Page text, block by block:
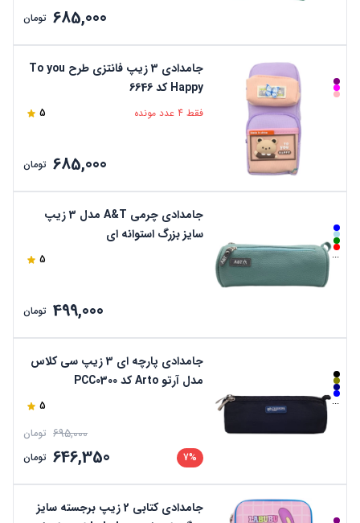
685,000 تومان
جامدادی 3 زیپ فانتزی طرح To you
Happy کد 6646
فقط 4 عدد مونده 5
685,000 تومان
...
جامدادی چرمی A&T مدل 3 زیپ
سایز بزرگ استوانه ای
5
499,000 تومان
...
جامدادی پارچه ای 3 زیپ سی کلاس
مدل آرتو Arto کد PCC0300
5
695,000 تومان
7%
646,350 تومان
جامدادی کتابی 2 زیپ برجسته سایز